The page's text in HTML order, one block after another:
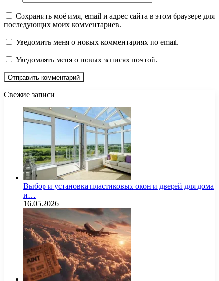
Сохранить моё имя, email и адрес сайта в этом браузере для
последующих моих комментариев.
Уведомить меня о новых комментариях по email.
Уведомлять меня о новых записях почтой.
Свежие записи
Выбор и установка пластиковых окон и дверей для дома
и…
16.05.2026